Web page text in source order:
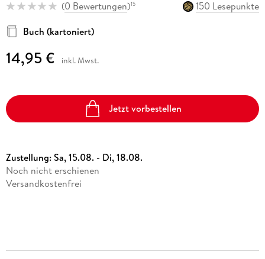
(0 Bewertungen)15
150 Lesepunkte
Buch (kartoniert)
14,95 € inkl. Mwst.
Jetzt vorbestellen
Zustellung:Sa, 15.08. - Di, 18.08.
Noch nicht erschienen
Versandkostenfrei